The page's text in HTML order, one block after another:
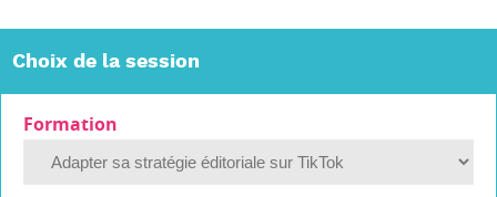
Choix de la session
Formation